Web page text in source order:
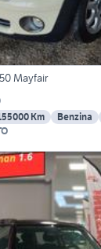
Mayfair
Km Benzina